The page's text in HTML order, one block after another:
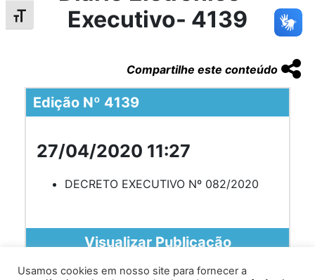
Alternar tamanho da fonte
Executivo- 4139
Compartilhe este conteúdo
Edição Nº 4139
27/04/2020 11:27
DECRETO EXECUTIVO Nº 082/2020
Visualizar Publicação
Usamos cookies em nosso site para fornecer a